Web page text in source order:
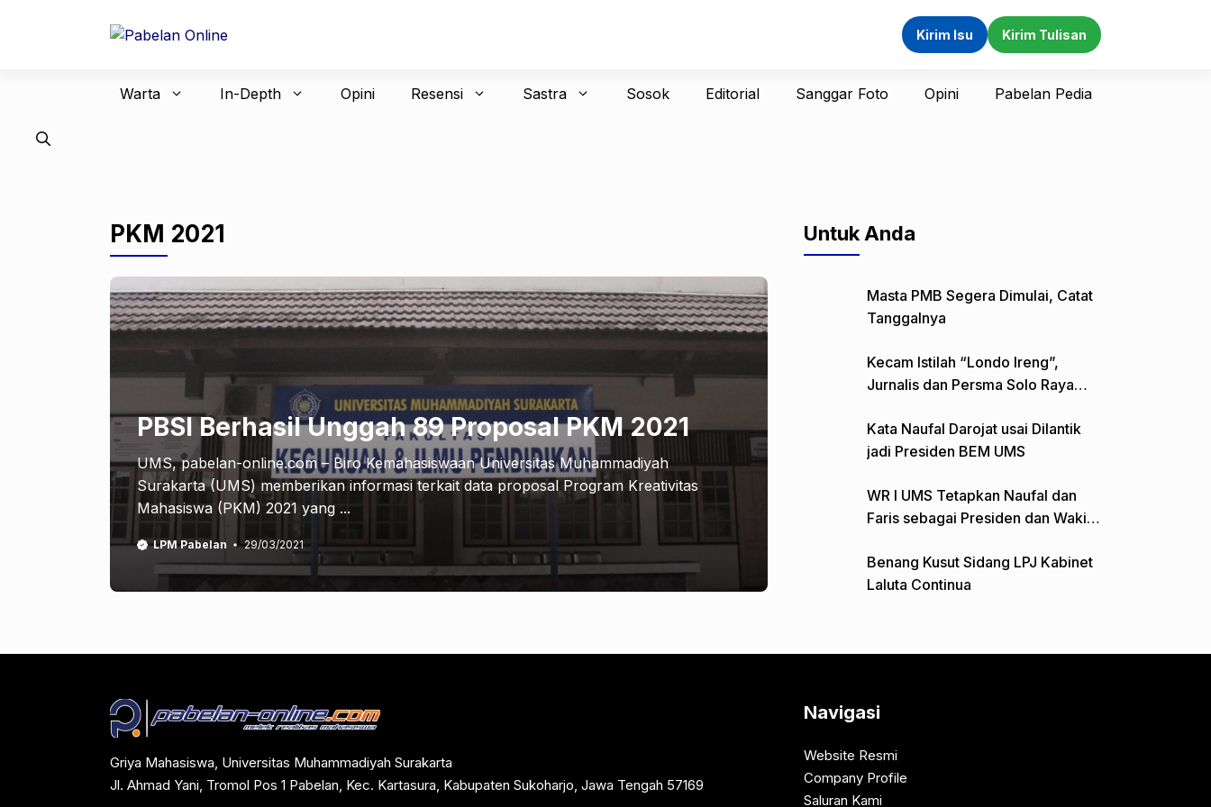
Kirim Isu Kirim Tulisan
Warta In-Depth Opini Resensi Sastra Sosok Editorial Sanggar Foto Opini Pabelan Pedia
PKM 2021
PBSI Berhasil Unggah 89 Proposal PKM 2021
UMS, pabelan-online.com – Biro Kemahasiswaan Universitas Muhammadiyah
Surakarta (UMS) memberikan informasi terkait data proposal Program Kreativitas
Mahasiswa (PKM) 2021 yang ...
LPM Pabelan 29/03/2021
Untuk Anda
Masta PMB Segera Dimulai, Catat
Tanggalnya
Kecam Istilah “Londo Ireng”,
Jurnalis dan Persma Solo Raya
Kata Naufal Darojat usai Dilantik
jadi Presiden BEM UMS
WR I UMS Tetapkan Naufal dan
Faris sebagai Presiden dan Wakil
Benang Kusut Sidang LPJ Kabinet
Laluta Continua
Griya Mahasiswa, Universitas Muhammadiyah Surakarta
Jl. Ahmad Yani, Tromol Pos 1 Pabelan, Kec. Kartasura, Kabupaten Sukoharjo, Jawa Tengah 57169
Navigasi
Website Resmi
Company Profile
Saluran Kami